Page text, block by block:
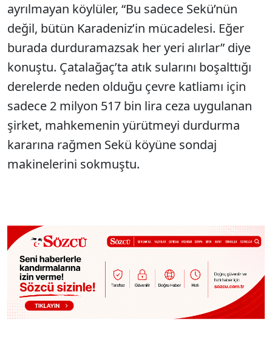
ayrılmayan köylüler, “Bu sadece Sekü’nün
değil, bütün Karadeniz’in mücadelesi. Eğer
burada durduramazsak her yeri alırlar” diye
konuştu. Çatalağaç’ta atık sularını boşalttığı
derelerde neden olduğu çevre katliamı için
sadece 2 milyon 517 bin lira ceza uygulanan
şirket, mahkemenin yürütmeyi durdurma
kararına rağmen Sekü köyüne sondaj
makinelerini sokmuştu.